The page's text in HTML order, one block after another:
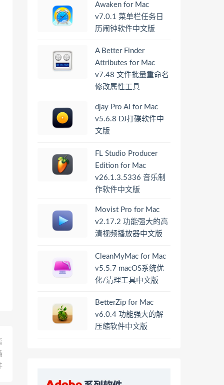
Awaken for Mac
v7.0.1 菜单栏任务日
历闹钟软件中文版
A Better Finder
Attributes for Mac
v7.48 文件批量重命名
修改属性工具
djay Pro AI for Mac
v5.6.8 DJ打碟软件中
文版
FL Studio Producer
Edition for Mac
v26.1.3.5336 音乐制
作软件中文版
Movist Pro for Mac
v2.17.2 功能强大的高
清视频播放器中文版
CleanMyMac for Mac
v5.5.7 macOS系统优
化/清理工具中文版
BetterZip for Mac
v6.0.4 功能强大的解
压缩软件中文版